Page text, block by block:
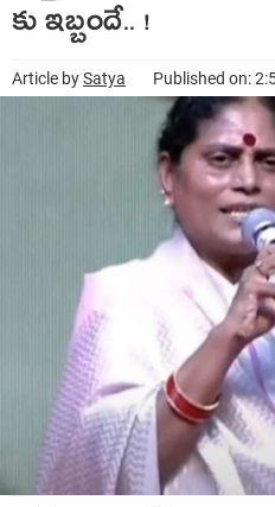
కు ఇబ్బందే.. !
Article bySatya Published on: